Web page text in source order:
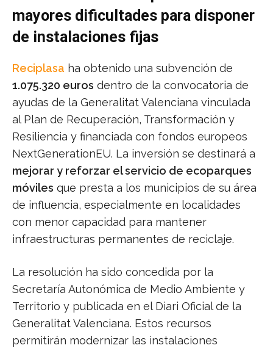
mayores dificultades para disponer
de instalaciones fijas
Reciplasa ha obtenido una subvención de
1.075.320 euros dentro de la convocatoria de
ayudas de la Generalitat Valenciana vinculada
al Plan de Recuperación, Transformación y
Resiliencia y financiada con fondos europeos
NextGenerationEU. La inversión se destinará a
mejorar y reforzar el servicio de ecoparques
móviles que presta a los municipios de su área
de influencia, especialmente en localidades
con menor capacidad para mantener
infraestructuras permanentes de reciclaje.
La resolución ha sido concedida por la
Secretaría Autonómica de Medio Ambiente y
Territorio y publicada en el Diari Oficial de la
Generalitat Valenciana. Estos recursos
permitirán modernizar las instalaciones